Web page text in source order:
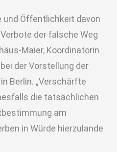
und Öffentlichkeit davon
der falsche Weg
Maier, Koordinatorin
der Vorstellung der
Berlin. „Verschärfte
die tatsächlichen
am
in Würde hierzulande